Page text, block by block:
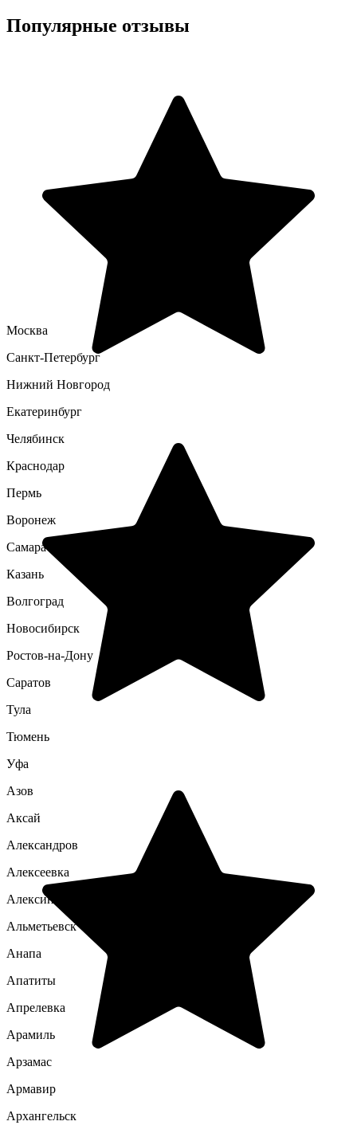
Популярные отзывы
Москва
Санкт-Петербург
Нижний Новгород
Екатеринбург
Челябинск
Краснодар
Пермь
Воронеж
Самара
Казань
Волгоград
Новосибирск
Ростов-на-Дону
Саратов
Тула
Тюмень
Уфа
Азов
Аксай
Александров
Алексеевка
Алексин
Альметьевск
Анапа
Апатиты
Апрелевка
Арамиль
Арзамас
Армавир
Архангельск